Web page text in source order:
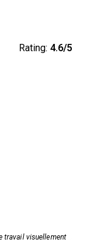
Rating: 4.6/5
travail visuellement